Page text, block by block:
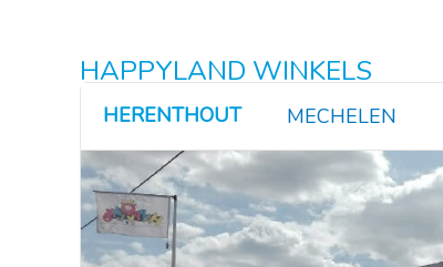
HAPPYLAND WINKELS
HERENTHOUT MECHELEN